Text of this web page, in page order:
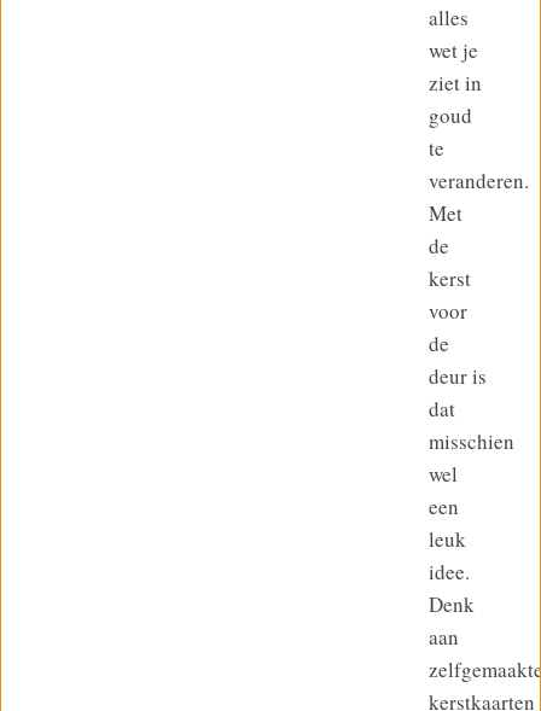
alles
wet je
ziet in
goud
te
veranderen.
Met
de
kerst
voor
de
deur is
dat
misschien
wel
een
leuk
idee.
Denk
aan
kerstkaarten